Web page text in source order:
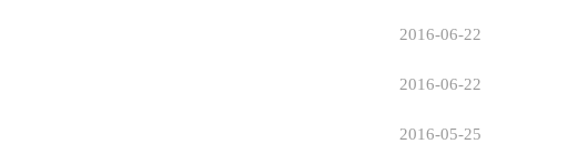
2016-06-22
2016-06-22
2016-05-25